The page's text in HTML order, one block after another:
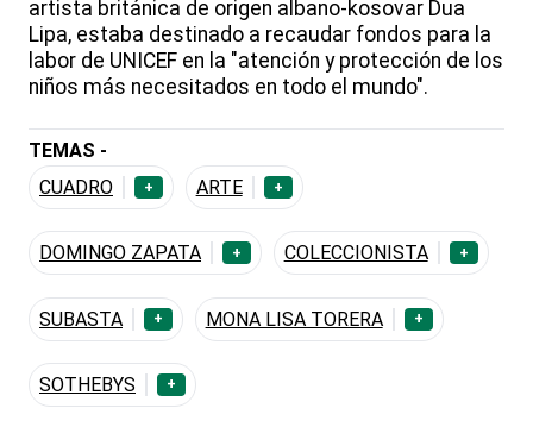
artista británica de origen albano-kosovar Dua
Lipa, estaba destinado a recaudar fondos para la
labor de UNICEF en la "atención y protección de los
niños más necesitados en todo el mundo".
TEMAS -
CUADRO
+ ARTE +
DOMINGO ZAPATA + COLECCIONISTA +
SUBASTA + MONA LISA TORERA +
SOTHEBYS +